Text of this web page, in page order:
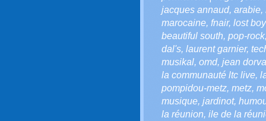
jacques annaud, arabie,
marocaine, fnair, lost
beautiful south, pop-rock
dal's, laurent garnier,
musikal, omd, jean
la communauté ltc live,
pompidou-metz, metz,
musique, jardinot,
la réunion, ile de la